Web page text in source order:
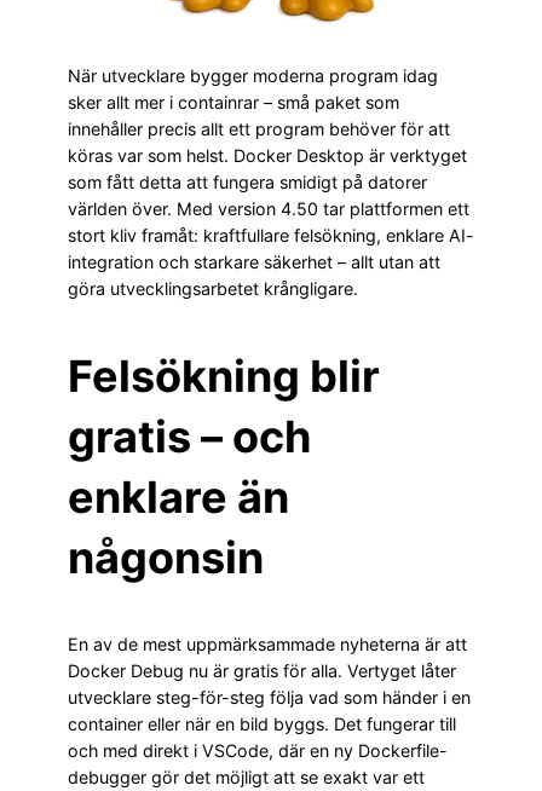
När utvecklare bygger moderna program idag
sker allt mer i containrar – små paket som
innehåller precis allt ett program behöver för att
köras var som helst. Docker Desktop är verktyget
som fått detta att fungera smidigt på datorer
världen över. Med version 4.50 tar plattformen ett
stort kliv framåt: kraftfullare felsökning, enklare AI-
integration och starkare säkerhet – allt utan att
göra utvecklingsarbetet krångligare.
Felsökning blir
gratis – och
enklare än
någonsin
En av de mest uppmärksammade nyheterna är att
Docker Debug nu är gratis för alla. Vertyget låter
utvecklare steg-för-steg följa vad som händer i en
container eller när en bild byggs. Det fungerar till
och med direkt i VSCode, där en ny Dockerfile-
debugger gör det möjligt att se exakt var ett